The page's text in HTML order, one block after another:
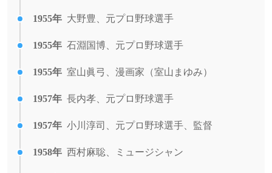
1955年 大野豊、元プロ野球選手
1955年 石淵国博、元プロ野球選手
1955年 室山眞弓、漫画家（室山まゆみ）
1957年 長内孝、元プロ野球選手
1957年 小川淳司、元プロ野球選手、監督
1958年 西村麻聡、ミュージシャン